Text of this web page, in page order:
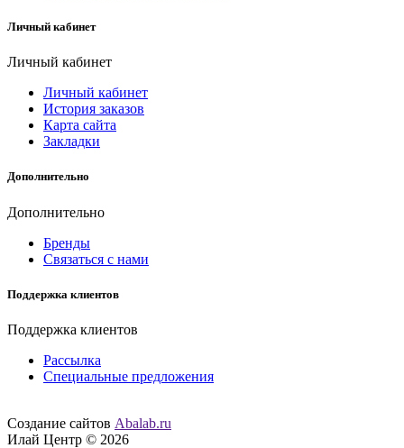
Личный кабинет
Личный кабинет
Личный кабинет
История заказов
Карта сайта
Закладки
Дополнительно
Дополнительно
Бренды
Связаться с нами
Поддержка клиентов
Поддержка клиентов
Рассылка
Специальные предложения
Создание сайтов Abalab.ru
Илай Центр © 2026